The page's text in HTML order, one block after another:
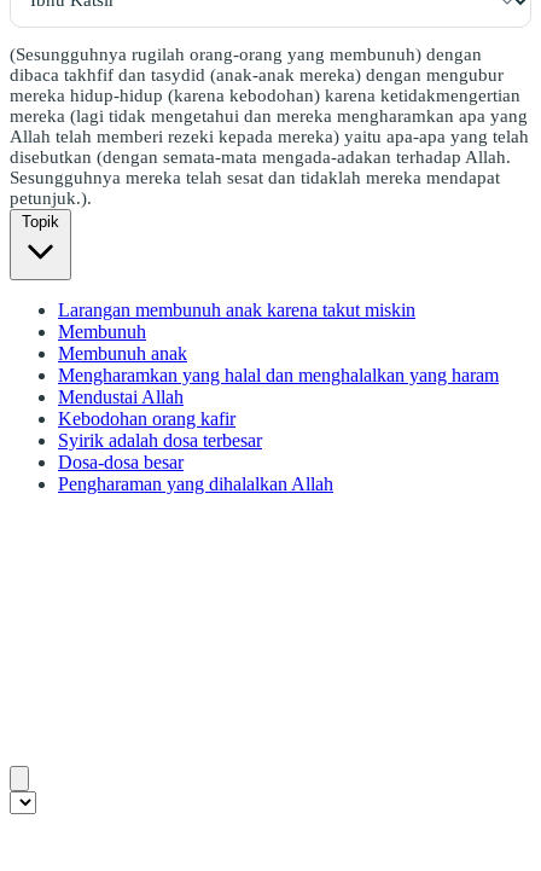
(Sesungguhnya rugilah orang-orang yang membunuh) dengan
dibaca takhfif dan tasydid (anak-anak mereka) dengan mengubur
mereka hidup-hidup (karena kebodohan) karena ketidakmengertian
mereka (lagi tidak mengetahui dan mereka mengharamkan apa yang
Allah telah memberi rezeki kepada mereka) yaitu apa-apa yang telah
disebutkan (dengan semata-mata mengada-adakan terhadap Allah.
Sesungguhnya mereka telah sesat dan tidaklah mereka mendapat
petunjuk.).
Topik
Larangan membunuh anak karena takut miskin
Membunuh
Membunuh anak
Mengharamkan yang halal dan menghalalkan yang haram
Mendustai Allah
Kebodohan orang kafir
Syirik adalah dosa terbesar
Dosa-dosa besar
Pengharaman yang dihalalkan Allah